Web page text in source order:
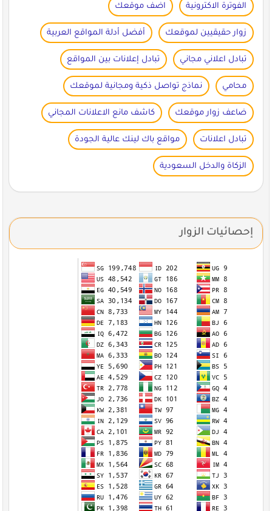
الفوترة الاكترونية اضف موقعك
زوار حقيقيين لموقعك أفضل أدلة المواقع العربية
تبادل اعلاني مجاني تبادل إعلانات بين المواقع
محامي نماذج تواصل ذكية ومجانية لموقعك
ضاعف زوار موقعك كاشف مانع الاعلانات المجاني
تبادل اعلانات مواقع باك لينك عالية الجودة
الزكاة والدخل السعودية
إحصائيات الزوار